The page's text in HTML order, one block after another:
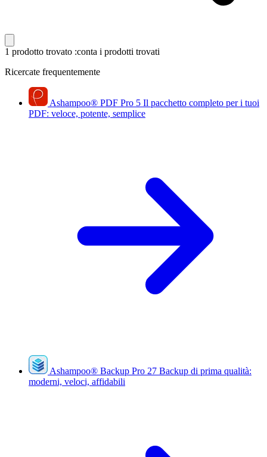
1 prodotto trovato :conta i prodotti trovati
Ricercate frequentemente
Ashampoo® PDF Pro 5 Il pacchetto completo per i tuoi
PDF: veloce, potente, semplice
Ashampoo® Backup Pro 27 Backup di prima qualità:
moderni, veloci, affidabili